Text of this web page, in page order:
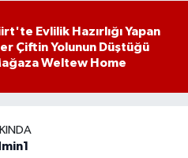
Evlilik Hazırlığı Yapan
Çiftin Yolunun Düştüğü
Weltew Home